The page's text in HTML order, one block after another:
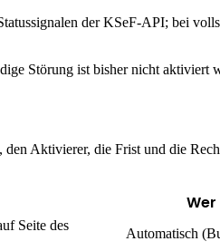
der KSeF-API; bei
Störung ist bisher nicht aktiviert
Aktivierer, die Frist und die
Seite des
Automatisch